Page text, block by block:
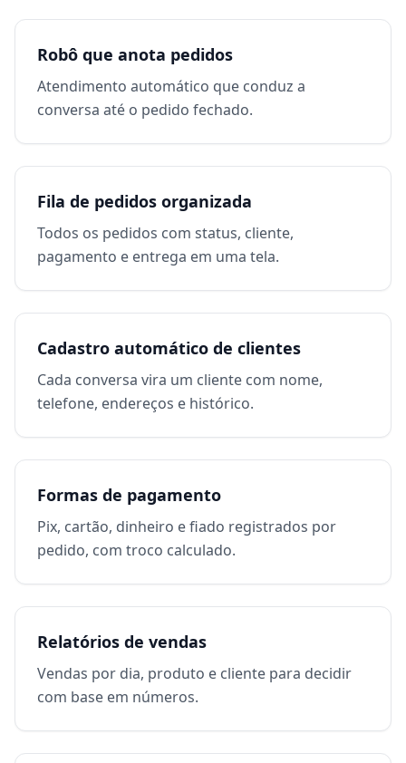
Robô que anota pedidos
Atendimento automático que conduz a
conversa até o pedido fechado.
Fila de pedidos organizada
Todos os pedidos com status, cliente,
pagamento e entrega em uma tela.
Cadastro automático de clientes
Cada conversa vira um cliente com nome,
telefone, endereços e histórico.
Formas de pagamento
Pix, cartão, dinheiro e fiado registrados por
pedido, com troco calculado.
Relatórios de vendas
Vendas por dia, produto e cliente para decidir
com base em números.